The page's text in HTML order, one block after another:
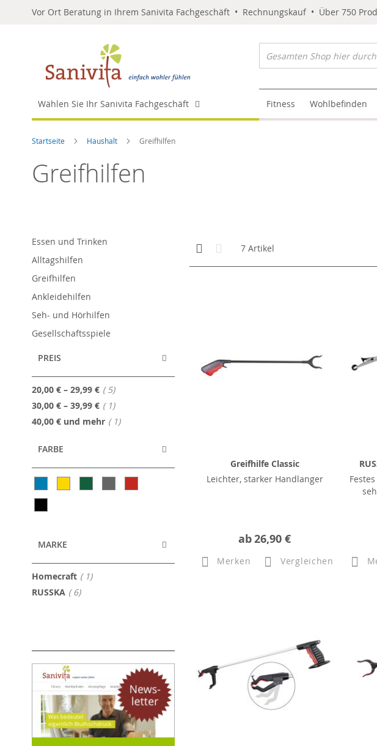
Vor Ort Beratung in Ihrem Sanivita Fachgeschäft • Rechnungskauf • Über 750
Wählen Sie Ihr Sanivita Fachgeschäft Fitness Wohlbefinden
Startseite Haushalt Greifhilfen
Greifhilfen
Anzeigen
als
Kachelansicht
Liste7 Artikel
Greifhilfe Classic
Leichter, starker Handlanger
ab26,90 €
Merken Vergleichen
Essen und Trinken
Alltagshilfen
Greifhilfen
Ankleidehilfen
Seh- und Hörhilfen
Gesellschaftsspiele
PREIS
20,00 € – 29,99 € 5Artikel
30,00 € – 39,99 € 1Artikel
40,00 € und mehr 1Artikel
FARBE
MARKE
Homecraft 1Artikel
RUSSKA 6Artikel